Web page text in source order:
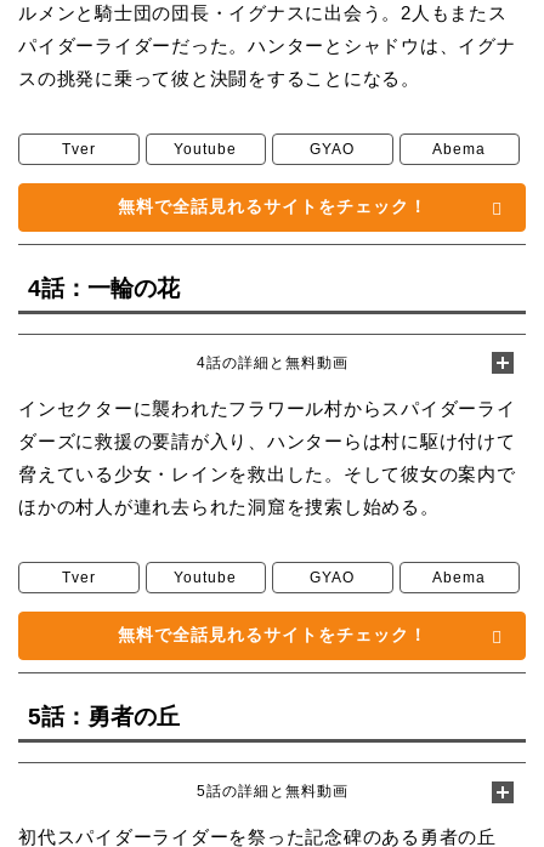
ルメンと騎士団の団長・イグナスに出会う。2人もまたス
パイダーライダーだった。ハンターとシャドウは、イグナ
スの挑発に乗って彼と決闘をすることになる。
Tver Youtube GYAO Abema
無料で全話見れるサイトをチェック！
4話：一輪の花
4話の詳細と無料動画
インセクターに襲われたフラワール村からスパイダーライ
ダーズに救援の要請が入り、ハンターらは村に駆け付けて
脅えている少女・レインを救出した。そして彼女の案内で
ほかの村人が連れ去られた洞窟を捜索し始める。
Tver Youtube GYAO Abema
無料で全話見れるサイトをチェック！
5話：勇者の丘
5話の詳細と無料動画
初代スパイダーライダーを祭った記念碑のある勇者の丘